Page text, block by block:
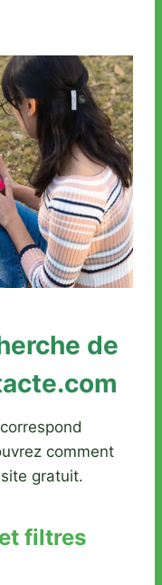
de
comment
gratuit.
filtres